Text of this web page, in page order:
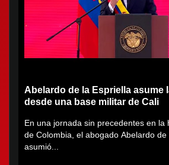
Abelardo de la Espriella asume
desde una base militar de Cali
En una jornada sin precedentes en la
de Colombia, el abogado Abelardo de
asumió...